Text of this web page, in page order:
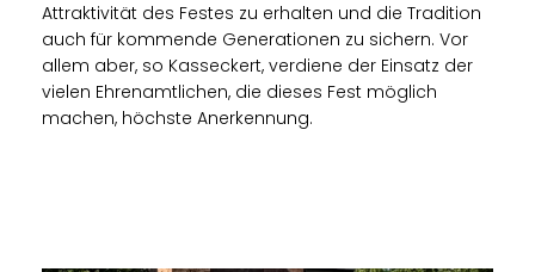
Attraktivität des Festes zu erhalten und die Tradition
auch für kommende Generationen zu sichern. Vor
allem aber, so Kasseckert, verdiene der Einsatz der
vielen Ehrenamtlichen, die dieses Fest möglich
machen, höchste Anerkennung.